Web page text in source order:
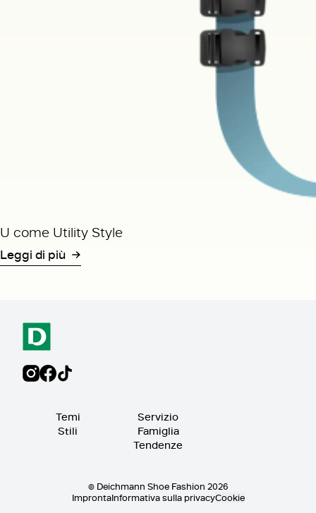
U come Utility Style
Leggi di più
Temi
Stili
Servizio
Famiglia
Tendenze
© Deichmann Shoe Fashion 2026
ImprontaInformativa sulla privacyCookie